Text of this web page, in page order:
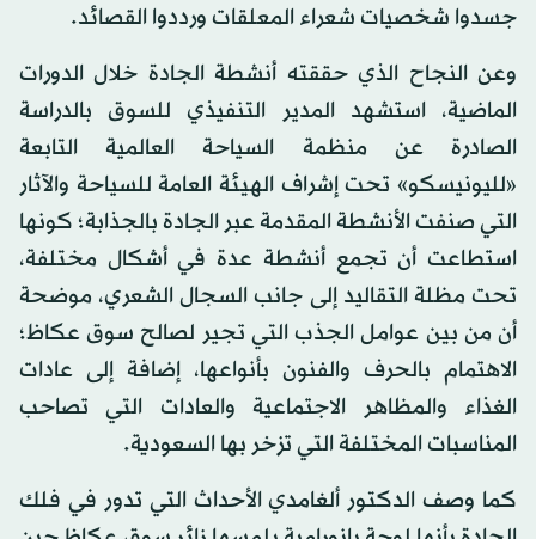
جسدوا شخصيات شعراء المعلقات ورددوا القصائد.
وعن النجاح الذي حققته أنشطة الجادة خلال الدورات
الماضية، استشهد المدير التنفيذي للسوق بالدراسة
الصادرة عن منظمة السياحة العالمية التابعة
«لليونيسكو» تحت إشراف الهيئة العامة للسياحة والآثار
التي صنفت الأنشطة المقدمة عبر الجادة بالجذابة؛ كونها
استطاعت أن تجمع أنشطة عدة في أشكال مختلفة،
تحت مظلة التقاليد إلى جانب السجال الشعري، موضحة
أن من بين عوامل الجذب التي تجير لصالح سوق عكاظ؛
الاهتمام بالحرف والفنون بأنواعها، إضافة إلى عادات
الغذاء والمظاهر الاجتماعية والعادات التي تصاحب
المناسبات المختلفة التي تزخر بها السعودية.
كما وصف الدكتور ألغامدي الأحداث التي تدور في فلك